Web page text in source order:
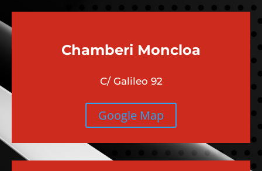
Chamberi Moncloa
C/ Galileo 92
Google Map